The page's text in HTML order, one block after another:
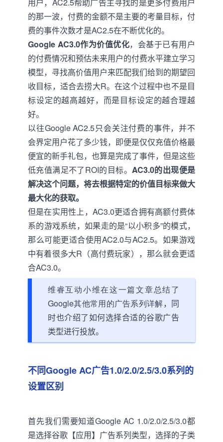
的那一波，付费的金额不是主要的考量目标，付
费的事件次数才是AC2.5在不断优化的。
Google AC3.0作为价值优化，会基于已有用户
的付费情况和预估未来用户的付费水平建立学习
模型，寻找高价值用户来匹配我们给到的期望回
收目标，适合去捞大R。在这个过程中也不是目
标设定的越高越好，而是目标设定的越合理越
好。
以往Google AC2.5只会关注付费的事件，并不
会界定用户花了多少钱，即便是仅仅充值价格最
便宜的新手礼包，也算是完成了事件，但是这些
低充值满足不了ROI的目标。 AC3.0的出现便是
解决这个问题，将去根据特定的价值目标来做大
最大化的获取。
但是在实用性上，AC3.0更适合拥有高额付费体
系的游戏系统，如果走的是“以小积多”的模式，
那么可能更适合使用AC2.0与AC2.5。如果游戏
中有着很多大R（高付费玩家），那么就会更适
合AC3.0。
维睿互动小维在这一篇文章总结了
Google其他常用的广告系列详解，同
时也介绍了如何选择合适的谷歌广告
类型进行投放。
不同Google AC广告1.0/2.0/2.5/3.0系列的
设置区别
首先我们需要知道Google AC 1.0/2.0/2.5/3.0都
是选择谷歌【应用】广告系列类型，选择的子类